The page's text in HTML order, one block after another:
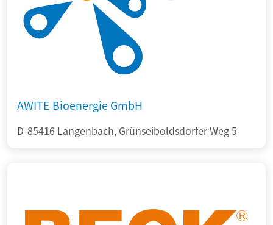
AWITE Bioenergie GmbH
D-85416 Langenbach, Grünseiboldsdorfer Weg 5